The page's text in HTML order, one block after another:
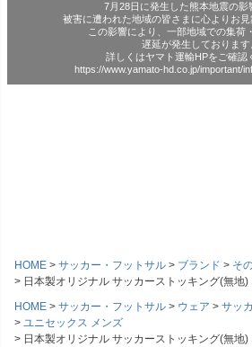
7月28日に発生した熊本地震の影
被害に遭われた地域の皆さまに心よりお見
この影響により、一部地域での集荷
遅延が発生しております
詳しくはヤマト運輸HPをご確認
https://www.yamato-hd.co.jp/important/
HOME サッカー・フットサル ブランド
そ
日本製オリジナル サッカーストッキング(無地
HOME
サッカー・フットサル ウェア
サッ
ユニセックス メンズ
日本製オリジナル サッカーストッキング(無地